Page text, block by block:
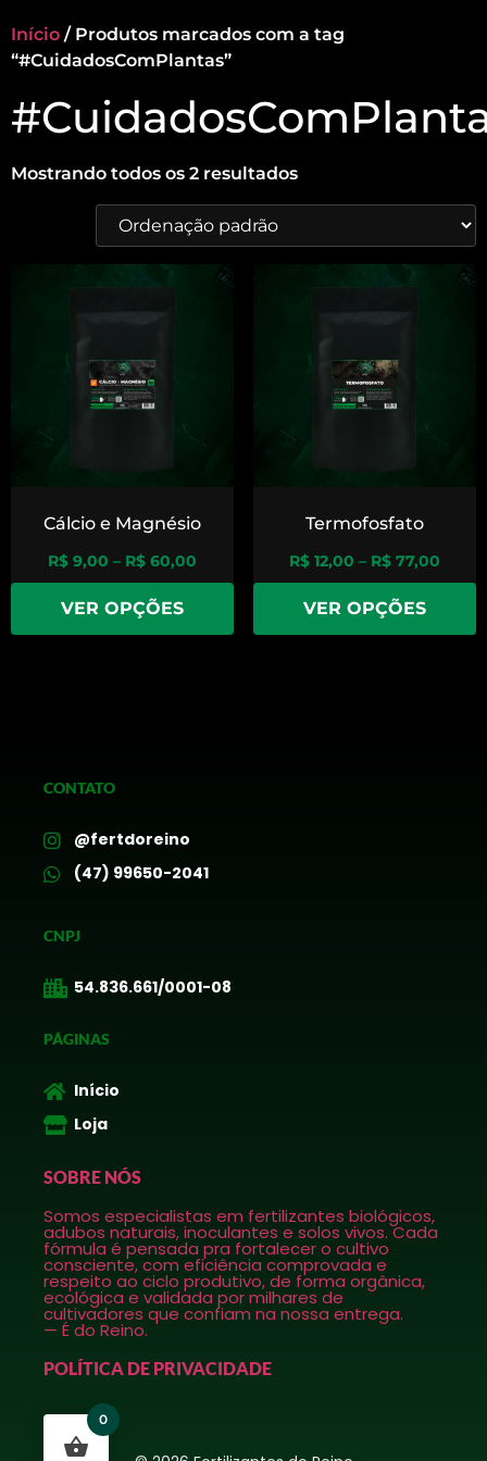
Início / Produtos marcados com a tag
“#CuidadosComPlantas”
Mostrando todos os 2 resultados
Cálcio e Magnésio
R$ 9,00 – R$ 60,00
VER OPÇÕES
Termofosfato
R$12,00 – R$77,00
VER OPÇÕES
CONTATO
@fertdoreino
(47) 99650-2041
CNPJ
54.836.661/0001-08
PÁGINAS
Início
Loja
SOBRE NÓS
Somos especialistas em fertilizantes biológicos,
adubos naturais, inoculantes e solos vivos. Cada
fórmula é pensada pra fortalecer o cultivo
consciente, com eficiência comprovada e
respeito ao ciclo produtivo, de forma orgânica,
ecológica e validada por milhares de
cultivadores que confiam na nossa entrega.
— É do Reino.
POLÍTICA DE PRIVACIDADE
0